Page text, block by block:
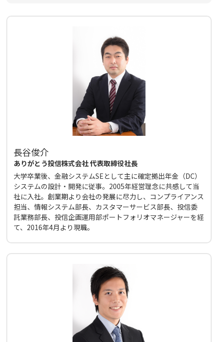
長谷俊介
ありがとう投信株式会社 代表取締役社長
大学卒業後、金融システムSEとして主に確定拠出年金（DC）
システムの設計・開発に従事。2005年経営理念に共感して当
社に入社。創業期より会社の発展に尽力し、コンプライアンス
担当、情報システム部長、カスタマーサービス部長、投信委
託業務部長、投信企画運用部ポートフォリオマネージャーを経
て、2016年4月より現職。